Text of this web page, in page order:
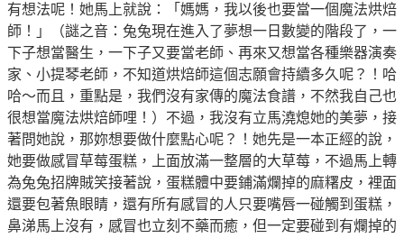
有想法呢！她馬上就說：「媽媽，我以後也要當一個魔法烘焙
師！」（謎之音：兔兔現在進入了夢想一日數變的階段了，一
下子想當醫生，一下子又要當老師、再來又想當各種樂器演奏
家、小提琴老師，不知道烘焙師這個志願會持續多久呢？！哈
哈～而且，重點是，我們沒有家傳的魔法食譜，不然我自己也
很想當魔法烘焙師哩！）不過，我沒有立馬澆熄她的美夢，接
著問她說，那妳想要做什麼點心呢？！她先是一本正經的說，
她要做感冒草莓蛋糕，上面放滿一整層的大草莓，不過馬上轉
為兔兔招牌賊笑接著說，蛋糕體中要鋪滿爛掉的麻糬皮，裡面
還要包著魚眼睛，還有所有感冒的人只要嘴唇一碰觸到蛋糕，
鼻涕馬上沒有，感冒也立刻不藥而癒，但一定要碰到有爛掉的